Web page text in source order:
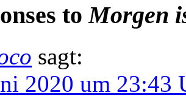
toMorgen
sagt:
2020 um 23:43